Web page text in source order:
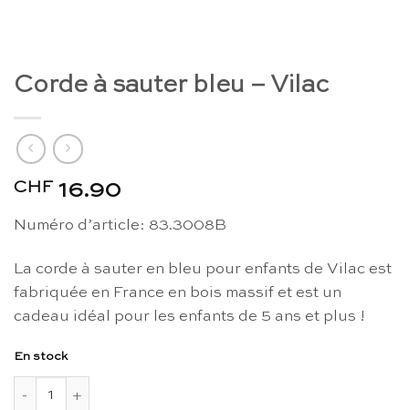
Corde à sauter bleu – Vilac
CHF 16.90
Numéro d’article: 83.3008B
La corde à sauter en bleu pour enfants de Vilac est
fabriquée en France en bois massif et est un
cadeau idéal pour les enfants de 5 ans et plus !
En stock